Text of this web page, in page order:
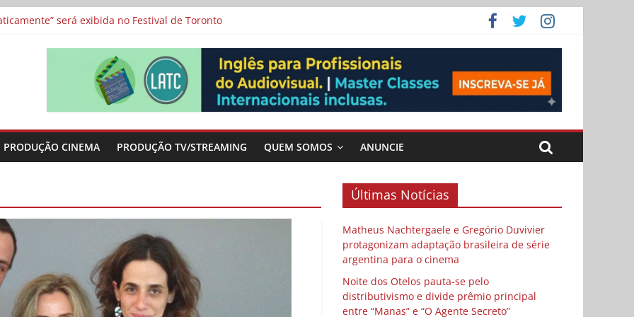
será exibida no Festival de Toronto
e divide prêmio principal entre “Manas” e “O Agente Secreto”
metragens sobre envelhecimento criados a partir de histórias de vida
“Os Feiticeiros Inocentes” e filme-tributo de Wajda a Zbigniew Cybulski
PRODUÇÃO CINEMA PRODUÇÃO TV/STREAMING QUEM SOMOS ANUNCIE
Últimas Notícias
Matheus Nachtergaele e Gregório Duvivier
protagonizam adaptação brasileira de série
argentina para o cinema
Noite dos Otelos pauta-se pelo
distributivismo e divide prêmio principal
entre “Manas” e “O Agente Secreto”